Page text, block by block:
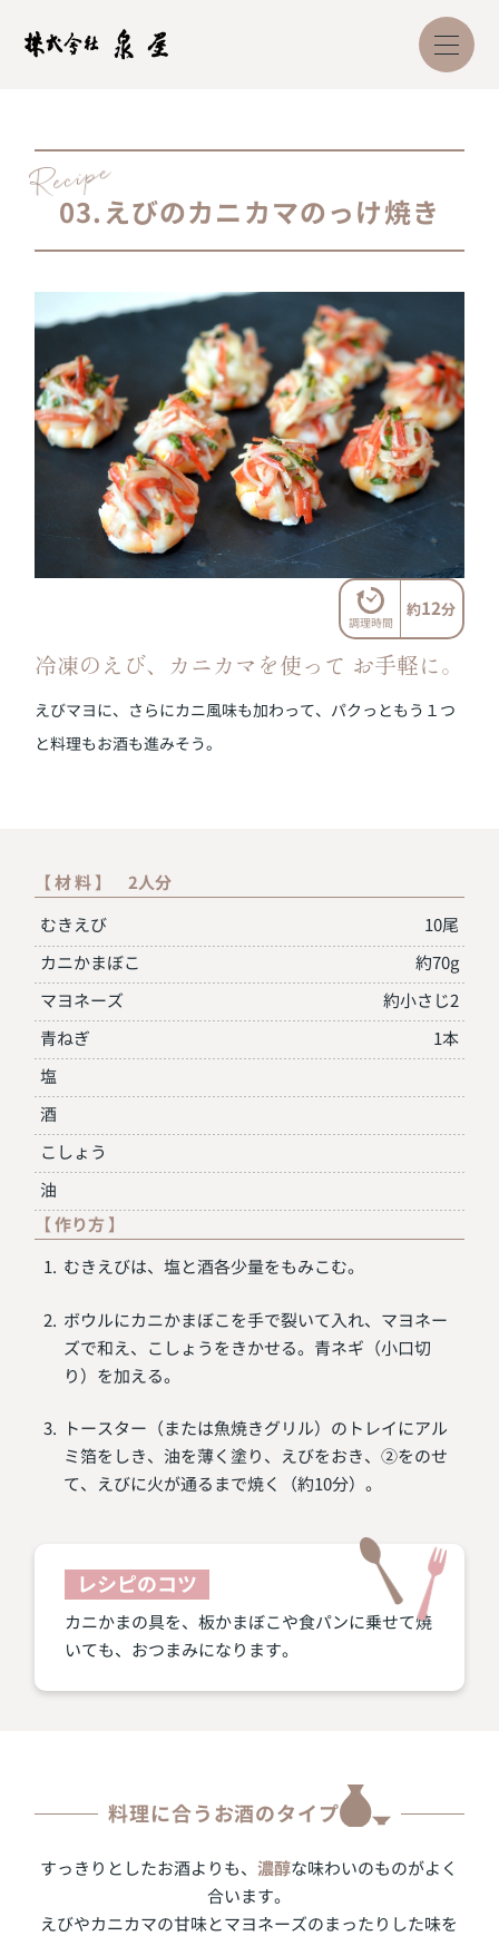
03. えびのカニカマのっけ焼き
調理時間
約12分
冷凍のえび、カニカマを使って お手軽に。
えびマヨに、さらにカニ風味も加わって、パクっともう１つ
と料理もお酒も進みそう。
【 材 料 】 2人分
むきえび
10尾
カニかまぼこ
約70g
マヨネーズ
約小さじ2
青ねぎ
1本
塩
酒
こしょう
油
【 作り方 】
むきえびは、塩と酒各少量をもみこむ。
ボウルにカニかまぼこを手で裂いて入れ、マヨネー
ズで和え、こしょうをきかせる。青ネギ（小口切
り）を加える。
トースター（または魚焼きグリル）のトレイにアル
ミ箔をしき、油を薄く塗り、えびをおき、②をのせ
て、えびに火が通るまで焼く（約10分）。
レシピのコツ
カニかまの具を、板かまぼこや食パンに乗せて焼
いても、おつまみになります。
料理に合うお酒のタイプ
すっきりとしたお酒よりも、濃醇な味わいのものがよく
合います。
えびやカニカマの甘味とマヨネーズのまったりした味を